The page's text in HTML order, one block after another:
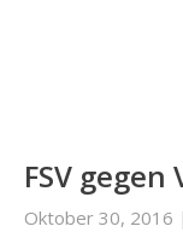
FSV
Oktober 30, 2016